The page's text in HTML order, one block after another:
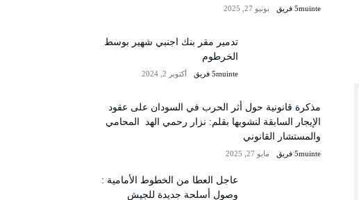
5muinte فريق يونيو 27, 2025
تدمير مقر بنك اجنبي شهير بوسط
الخرطوم
5muinte فريق أكتوبر 2, 2024
مذكرة قانونية حول أثر الحرب في السودان على عقود
الإيجار السابقة لنشوبها بقلم: نزار رحمي الهد المحامي
والمستشار القانوني
5muinte فريق مايو 27, 2025
عاجل العطا من الخطوط الأمامية :
وصول أسلحة جديدة للجيش